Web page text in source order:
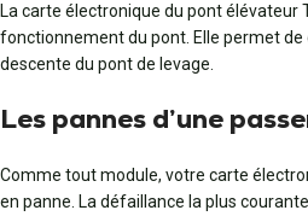
La carte électronique du pont élévateur
fonctionnement du pont. Elle permet
descente du pont de levage.
Les pannes d’une
Comme tout module, votre carte
en panne. La défaillance la plus